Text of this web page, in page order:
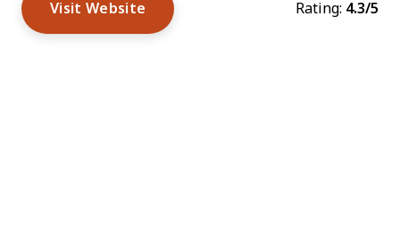
Visit Website Rating: 4.3/5